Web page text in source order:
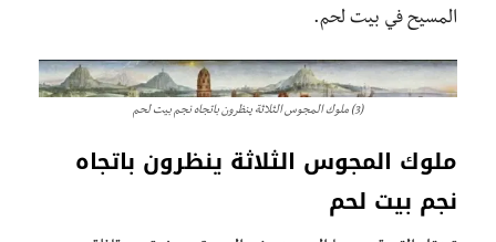
المسيح في بيت لحم.
(3) ملوك المجوس الثلاثة ينظرون باتجاه نجم بيت لحم
ملوك المجوس الثلاثة ينظرون باتجاه
نجم بيت لحم